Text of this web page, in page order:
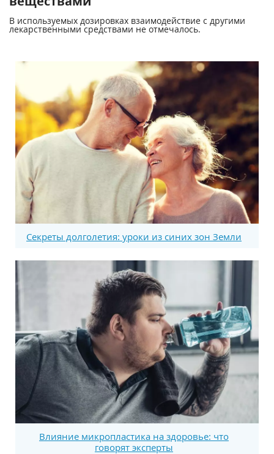
В используемых дозировках взаимодействие с другими
лекарственными средствами не отмечалось.
Секреты долголетия: уроки из синих зон Земли
Влияние микропластика на здоровье: что
говорят эксперты